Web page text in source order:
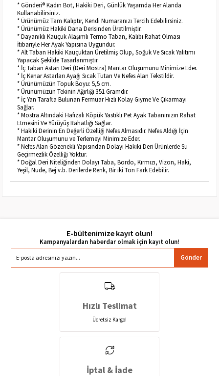
* Gönderi® Kadın Bot, Hakiki Deri, Günlük Yaşamda Her Alanda
Kullanabilirsiniz.
* Ürünümüz Tam Kalıptır, Kendi Numaranızı Tercih Edebilirsiniz.
* Ürünümüz Hakiki Dana Derisinden Üretilmiştir.
* Dayanıklı Kauçuk Alaşımlı Termo Taban, Kalıbı Rahat Olması
İtibariyle Her Ayak Yapısına Uygundur.
* Alt Taban Hakiki Kauçuktan Üretilmiş Olup, Soğuk Ve Sıcak Yalıtımı
Yapacak Şekilde Tasarlanmıştır.
* İç Taban Astarı Deri (Deri Mostra) Mantar Oluşumunu Minimize Eder.
* İç Kenar Astarları Ayağı Sıcak Tutan Ve Nefes Alan Tekstildir.
* Ürünümüzün Topuk Boyu: 5,5 cm.
* Ürünümüzün Tekinin Ağırlığı 351 Gramdır.
* İç Yan Tarafta Bulunan Fermuar Hızlı Kolay Giyme Ve Çıkarmayı
Sağlar.
* Mostra Altındaki Hafızalı Köpük Yastıklı Pet Ayak Tabanınızın Rahat
Etmesini Ve Yürüyüş Rahatlığı Sağlar.
* Hakiki Derinin En Değerli Özelliği Nefes Almasıdır. Nefes Aldığı İçin
Mantar Oluşumunu ve Terlemeyi Minimize Eder.
* Nefes Alan Gözenekli Yapısından Dolayı Hakiki Deri Ürünlerde Su
Geçirmezlik Özelliği Yoktur.
* Doğal Deri Niteliğinden Dolayı Taba, Bordo, Kırmızı, Vizon, Haki,
Yeşil, Nude, Bej v.b. Derilerde Renk, Bir iki Ton Fark Edebilir.
E-bültenimize kayıt olun!
Gönder
Hızlı Teslimat
Ücretsiz Kargo!
İptal & İade